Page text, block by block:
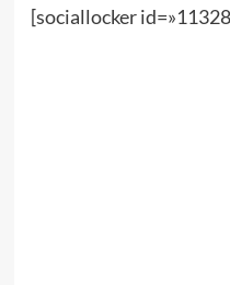
[sociallocker